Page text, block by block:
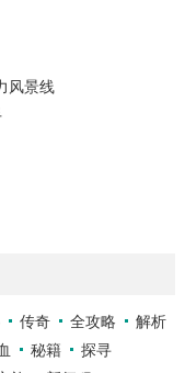
训练来培养对球...
风景线
传奇 全攻略
解析
秘籍
探寻